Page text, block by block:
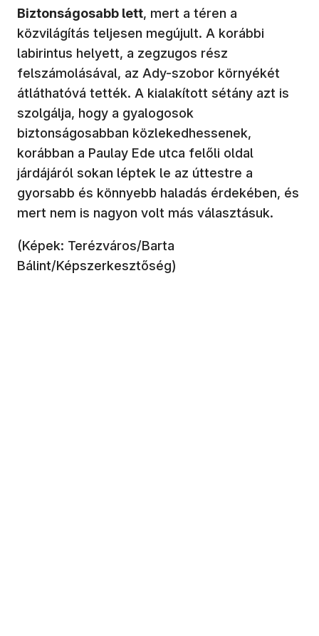
Biztonságosabb lett, mert a téren a
közvilágítás teljesen megújult. A korábbi
labirintus helyett, a zegzugos rész
felszámolásával, az Ady-szobor környékét
átláthatóvá tették. A kialakított sétány azt is
szolgálja, hogy a gyalogosok
biztonságosabban közlekedhessenek,
korábban a Paulay Ede utca felőli oldal
járdájáról sokan léptek le az úttestre a
gyorsabb és könnyebb haladás érdekében, és
mert nem is nagyon volt más választásuk.
(Képek: Terézváros/Barta
Bálint/Képszerkesztőség)